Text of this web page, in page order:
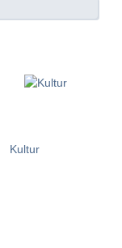
Kultur